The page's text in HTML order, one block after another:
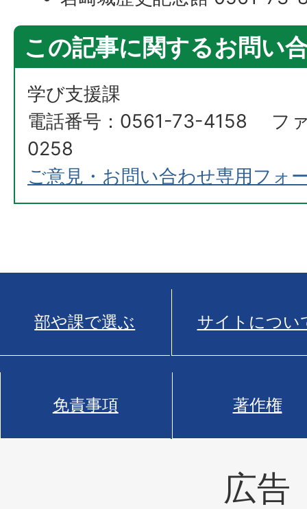
この記事に関するお問い
学び支援課
電話番号：0561-73-4158 フ
0258
ご意見・お問い合わせ専用フォ
部や課で選ぶ サイトについ
免責事項 著作権
広告